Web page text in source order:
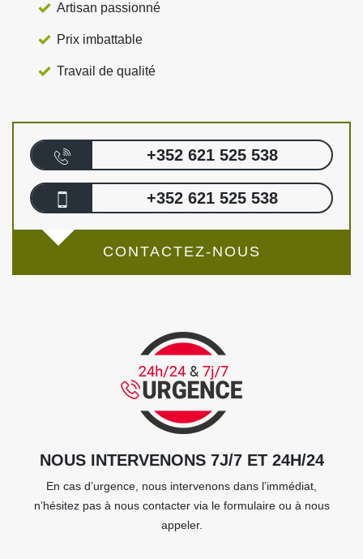
Artisan passionné
Prix imbattable
Travail de qualité
+352 621 525 538
+352 621 525 538
CONTACTEZ-NOUS
NOUS INTERVENONS 7J/7 ET 24H/24
En cas d’urgence, nous intervenons dans l’immédiat,
n’hésitez pas à nous contacter via le formulaire ou à nous
appeler.